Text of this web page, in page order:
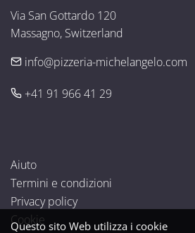
Via San Gottardo 120
Massagno, Switzerland
info@pizzeria-michelangelo.com
+41 91 966 41 29
Aiuto
Termini e condizioni
Privacy policy
Cookie
Questo sito Web utilizza i cookie